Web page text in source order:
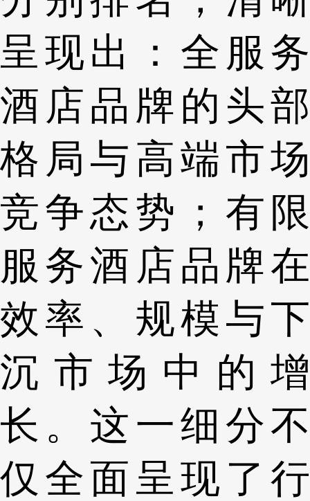
呈现出：全服务
酒店品牌的头部
格局与高端市场
竞争态势；有限
服务酒店品牌在
效率、规模与下
沉市场中的增
长。这一细分不
仅全面呈现了行